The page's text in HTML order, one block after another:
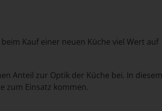
Kauf einer neuen Küche viel Wert auf
Anteil zur Optik der Küche bei. In diesem
zum Einsatz kommen.